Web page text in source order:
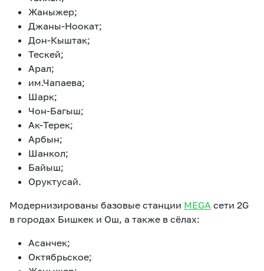
Жаныжер;
Джаны-Ноокат;
Дон-Кыштак;
Тескей;
Арал;
им.Чапаева;
Шарк;
Чон-Багыш;
Ак-Терек;
Арбын;
Шанкол;
Байыш;
Оруктусай.
Модернизированы базовые станции MEGA сети 2G
в городах Бишкек и Ош, а также в сёлах:
Асанчек;
Октябрьское;